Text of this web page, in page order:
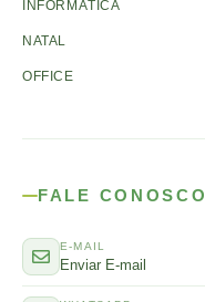
INFORMÁTICA
NATAL
OFFICE
FALE CONOSCO
E-MAIL
Enviar E-mail